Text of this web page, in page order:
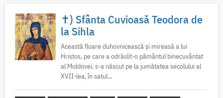
✝) Sfânta Cuvioasă Teodora de
la Sihla
Această floare duhovnicească și mireasă a lui
Hristos, pe care a odrăslit-o pământul binecuvântat
al Moldovei, s-a născut pe la jumătatea secolului al
XVII-lea, în satul...